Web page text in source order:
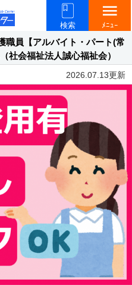
検索
menu
ﾒﾆｭｰ
職員【アルバイト・パート(常
社会福祉法人誠心福祉会）
2026.07.13更新